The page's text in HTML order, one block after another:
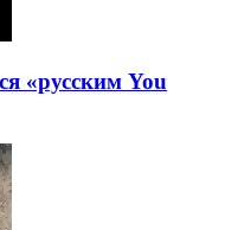
«русским You